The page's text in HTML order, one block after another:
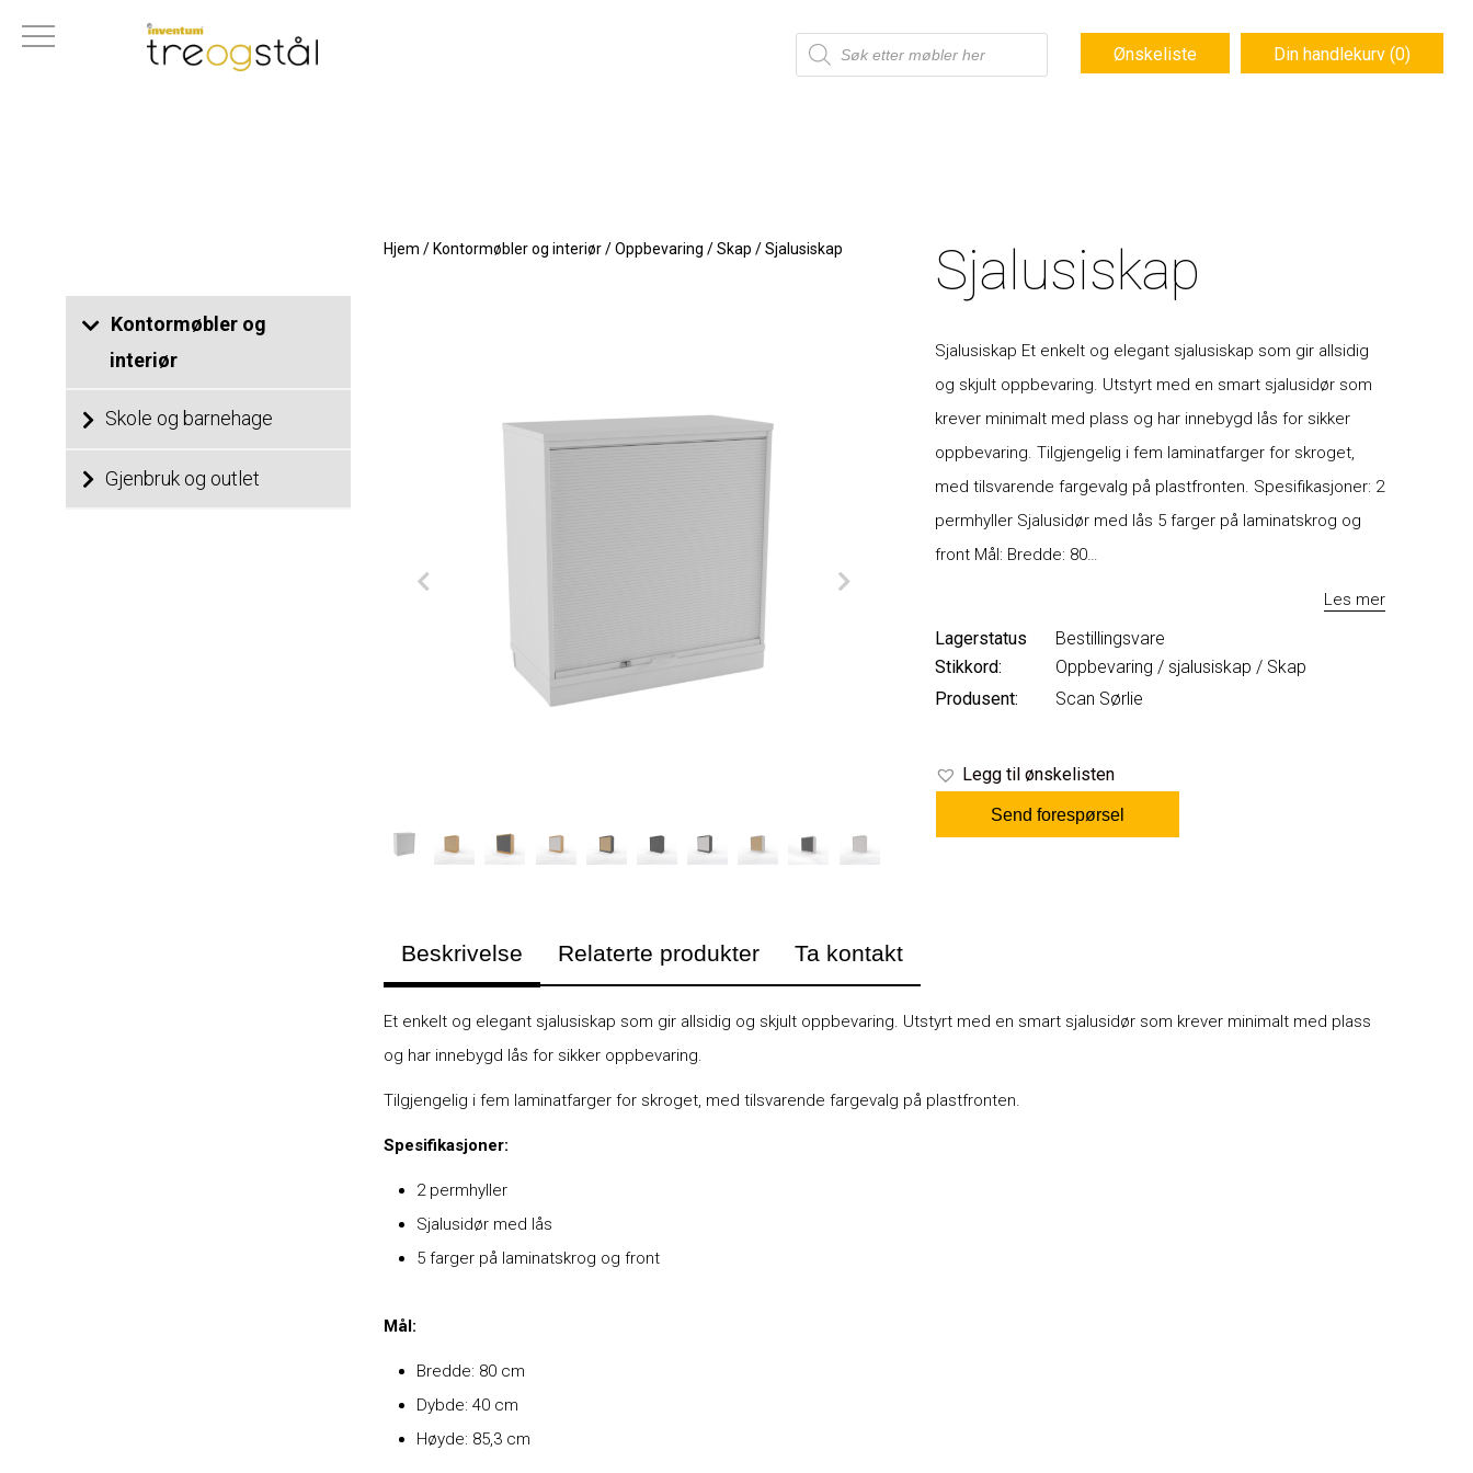
Din handlekurv (0)
Ønskeliste
Kontormøbler og
interiør
Skole og barnehage
Gjenbruk og outlet
Hjem / Kontormøbler og interiør/Oppbevaring /Skap /Sjalusiskap Sjalusiskap
Sjalusiskap Et enkelt og elegant sjalusiskap som gir allsidig
og skjult oppbevaring. Utstyrt med en smart sjalusidør som
krever minimalt med plass og har innebygd lås for sikker
oppbevaring. Tilgjengelig i fem laminatfarger for skroget,
med tilsvarende fargevalg på plastfronten. Spesifikasjoner: 2
permhyller Sjalusidør med lås 5 farger på laminatskrog og
front Mål: Bredde: 80…
Les mer
Lagerstatus
Bestillingsvare
Stikkord:
Oppbevaring / sjalusiskap / Skap
Produsent:
Scan Sørlie
Legg til ønskelisten
Send forespørsel
Beskrivelse Relaterte produkter Ta kontakt
Et enkelt og elegant sjalusiskap som gir allsidig og skjult oppbevaring. Utstyrt med en smart sjalusidør som krever minimalt med plass
og har innebygd lås for sikker oppbevaring.
Tilgjengelig i fem laminatfarger for skroget, med tilsvarende fargevalg på plastfronten.
Spesifikasjoner:
2 permhyller
Sjalusidør med lås
5 farger på laminatskrog og front
Mål:
Bredde: 80 cm
Dybde: 40 cm
Høyde: 85,3 cm